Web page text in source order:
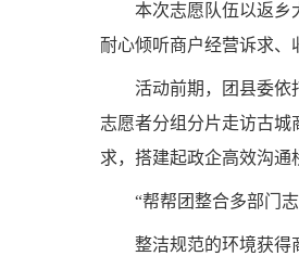
本次志愿队伍以返乡
耐心倾听商户经营诉求、
活动前期，团县委依
志愿者分组分片走访古
求，搭建起政企高效沟通
“帮帮团整合多部门
整洁规范的环境获得